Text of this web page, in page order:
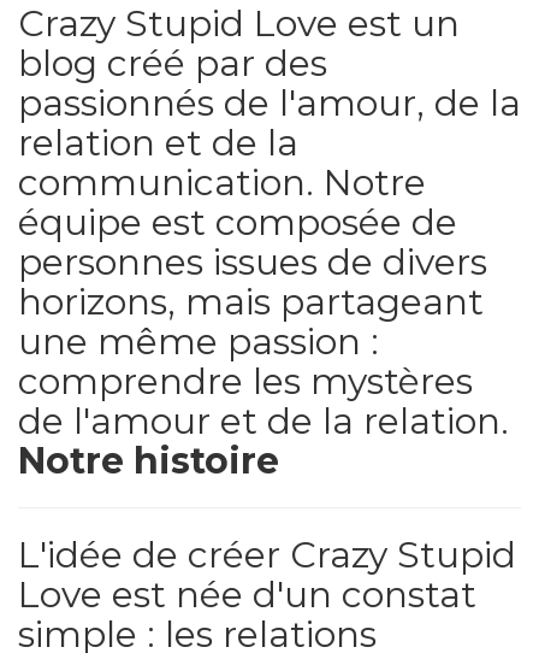
Crazy Stupid Love est un
blog créé par des
passionnés de l'amour, de la
relation et de la
communication. Notre
équipe est composée de
personnes issues de divers
horizons, mais partageant
une même passion :
comprendre les mystères
de l'amour et de la relation.
Notre histoire
L'idée de créer Crazy Stupid
Love est née d'un constat
simple : les relations